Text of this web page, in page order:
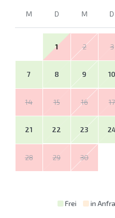
M D M D
1 2 3
7 8 9 10
14 15 16 17
21 22 23
28 29 30
Frei in